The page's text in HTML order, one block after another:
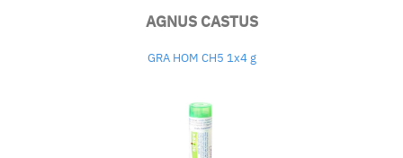
AGNUS CASTUS
GRA HOM CH5 1x4 g